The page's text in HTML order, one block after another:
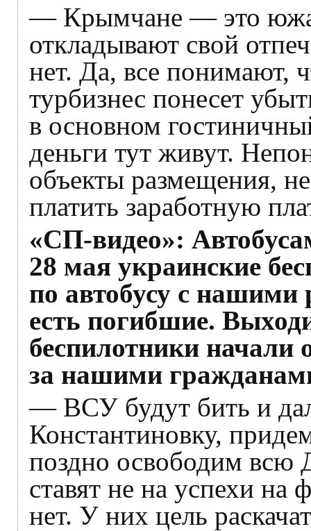
— Крымчане — это
откладывают свой
нет. Да, все понимают,
турбизнес понесет
в основном
деньги тут живут.
объекты размещения,
платить заработную
«СП-видео»:
28 мая украинские
по автобусу с
есть погибшие.
беспилотники начали
за нашими
— ВСУ будут бить и
Константиновку,
поздно освободим всю
ставят не на успехи
нет. У них цель